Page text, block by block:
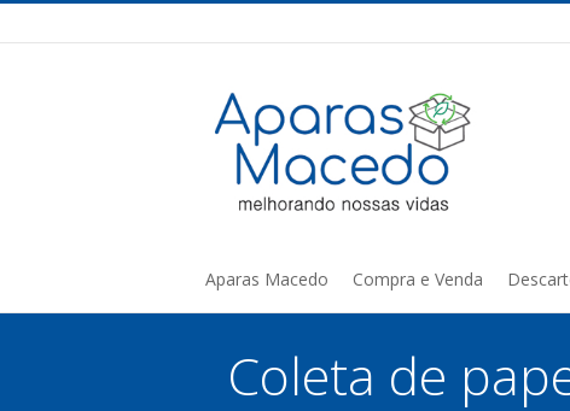
Aparas Macedo Compra e Venda
Coleta de